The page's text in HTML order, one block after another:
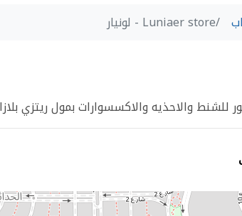
Luniaer store - لونيار
للشنط والاحذيه والاكسسوارات بمول ريتزي